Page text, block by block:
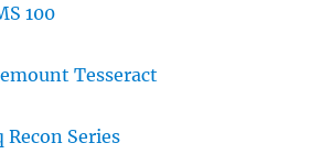
100
Tesseract
Recon Series